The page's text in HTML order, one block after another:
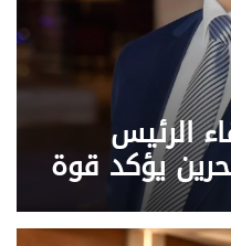
الرئيس
يؤكد قوة
الموقف
المنطقة